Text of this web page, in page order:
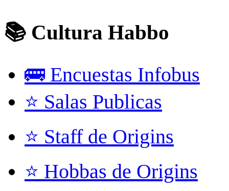
📚 Cultura Habbo
🚌 Encuestas Infobus
⭐ Salas Publicas
⭐ Staff de Origins
⭐ Hobbas de Origins